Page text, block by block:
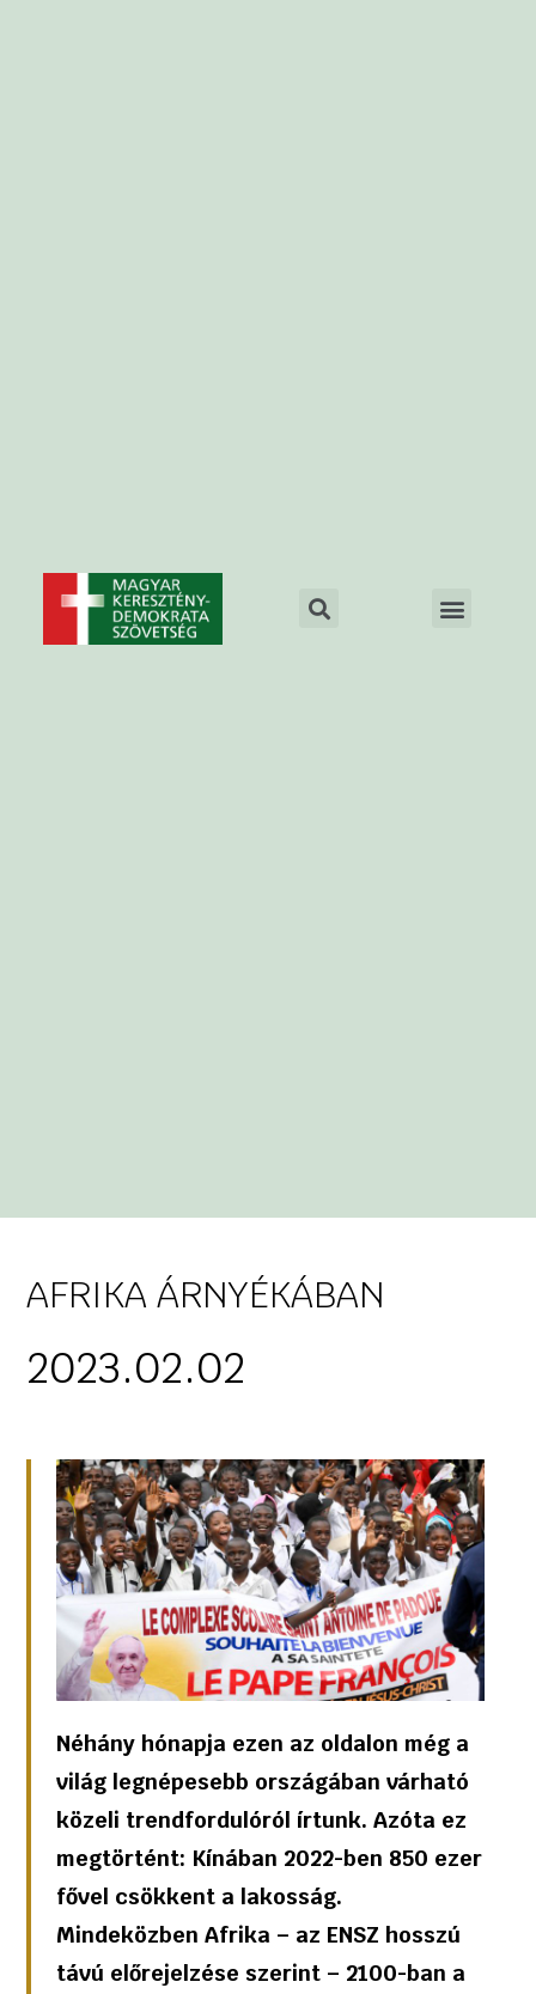
AFRIKA ÁRNYÉKÁBAN
2023.02.02
Néhány hónapja ezen az oldalon még a
világ legnépesebb országában várható
közeli trendfordulóról írtunk. Azóta ez
megtörtént: Kínában 2022-ben 850 ezer
fővel csökkent a lakosság.
Mindeközben Afrika – az ENSZ hosszú
távú előrejelzése szerint – 2100-ban a